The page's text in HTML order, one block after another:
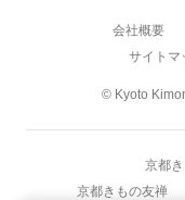
© Kyoto
会社概要
サイトマ
京都
京都きもの友禅